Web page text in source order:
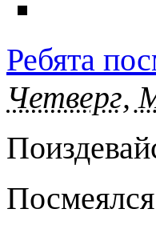
Ребята
Четверг,